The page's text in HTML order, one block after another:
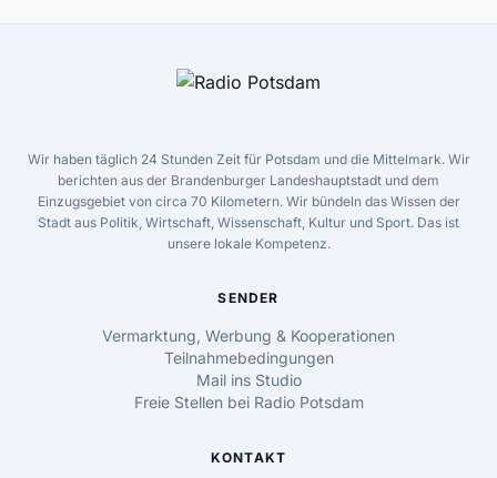
Wir haben täglich 24 Stunden Zeit für Potsdam und die Mittelmark. Wir
berichten aus der Brandenburger Landeshauptstadt und dem
Einzugsgebiet von circa 70 Kilometern. Wir bündeln das Wissen der
Stadt aus Politik, Wirtschaft, Wissenschaft, Kultur und Sport. Das ist
unsere lokale Kompetenz.
SENDER
Vermarktung, Werbung & Kooperationen
Teilnahmebedingungen
Mail ins Studio
Freie Stellen bei Radio Potsdam
KONTAKT